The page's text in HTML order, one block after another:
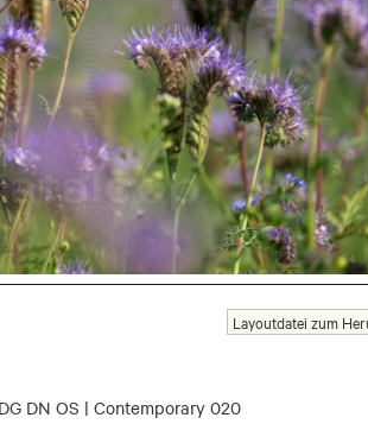
DN OS | Contemporary 020
Layoutdatei zum